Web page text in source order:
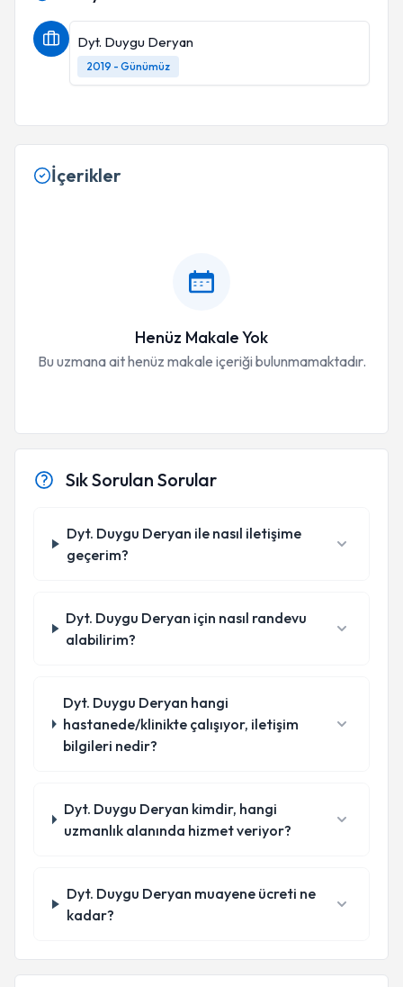
Dyt. Duygu Deryan
2019 - Günümüz
İçerikler
Henüz Makale Yok
Bu uzmana ait henüz makale içeriği bulunmamaktadır.
Sık Sorulan Sorular
Dyt. Duygu Deryan ile nasıl iletişime
geçerim?
Dyt. Duygu Deryan için nasıl randevu
alabilirim?
Dyt. Duygu Deryan hangi
hastanede/klinikte çalışıyor, iletişim
bilgileri nedir?
Dyt. Duygu Deryan kimdir, hangi
uzmanlık alanında hizmet veriyor?
Dyt. Duygu Deryan muayene ücreti ne
kadar?